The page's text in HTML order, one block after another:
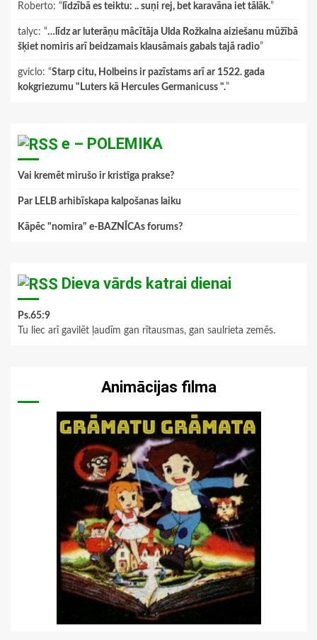
Roberto: “ līdzībā es teiktu: .. suņi rej, bet karavāna iet tālāk.”
talyc: “…līdz ar luterāņu mācītāja Ulda Rožkalna aiziešanu mūžībā
šķiet nomiris arī beidzamais klausāmais gabals tajā radio”
gviclo: “Starp citu, Holbeins ir pazīstams arī ar 1522. gada
kokgriezumu "Luters kā Hercules Germanicuss ".”
e – POLEMIKA
Vai kremēt mirušo ir kristīga prakse?
Par LELB arhibīskapa kalpošanas laiku
Kāpēc "nomira" e-BAZNĪCAs forums?
Dieva vārds katrai dienai
Ps.65:9
Tu liec arī gavilēt ļaudīm gan rītausmas, gan saulrieta zemēs.
Animācijas filma